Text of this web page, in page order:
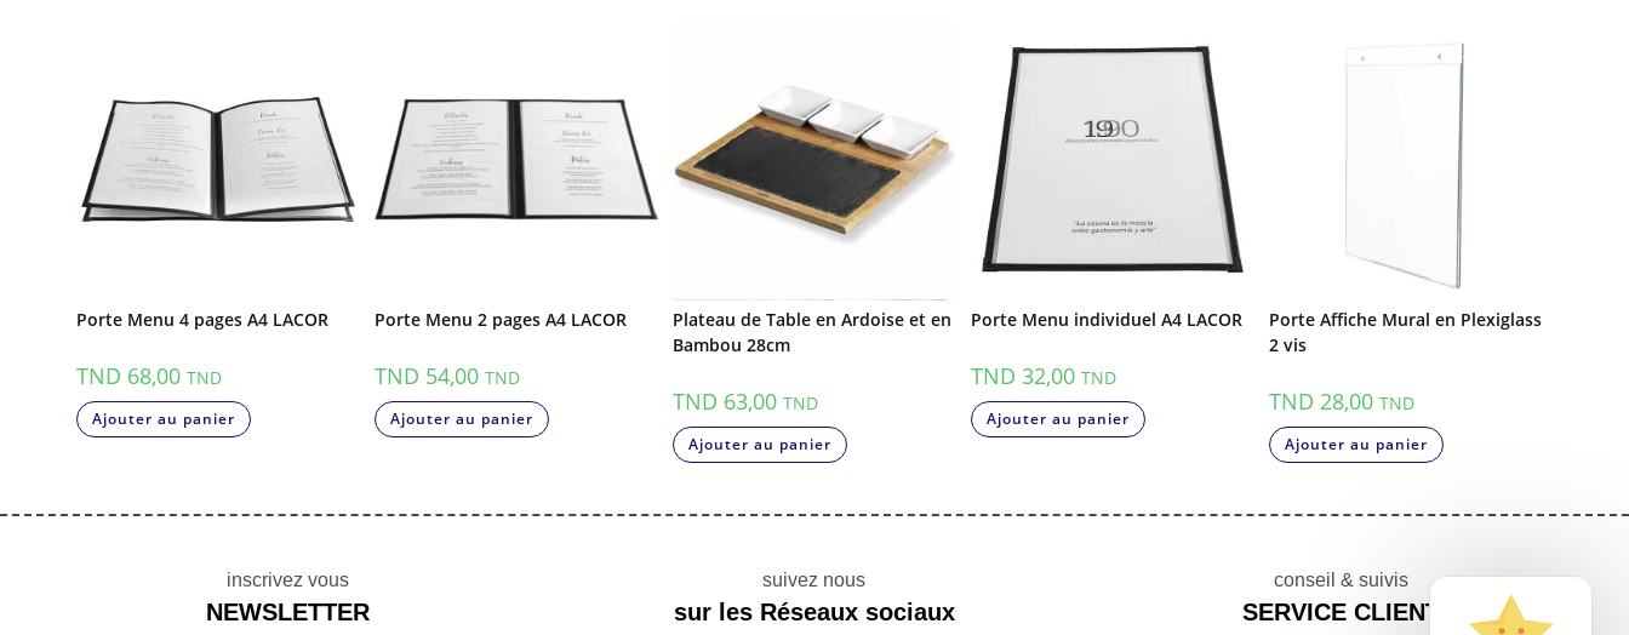
Porte Menu 4 pages A4 LACOR
TND 68,00 TND
Ajouter au panier
Porte Menu 2 pages A4 LACOR
TND 54,00 TND
Ajouter au panier
Plateau de Table en Ardoise et en
Bambou 28cm
TND 63,00 TND
Ajouter au panier
Porte Menu individuel A4 LACOR
TND 32,00 TND
Ajouter au panier
Porte Affiche Mural en Plexiglass
2 vis
TND 28,00 TND
Ajouter au panier
inscrivez vous
NEWSLETTER
suivez nous
sur les Réseaux sociaux
conseil & suivis
SERVICE CLIENT